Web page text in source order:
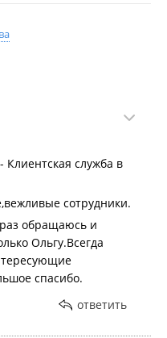
СНИЛС
и что курите?
Там об
дата смерти, номер
СНИЛС??? Весь
Клиентская служба в
сотрудники.
обращаюсь и
Ольгу.Всегда
спасибо.
ответить